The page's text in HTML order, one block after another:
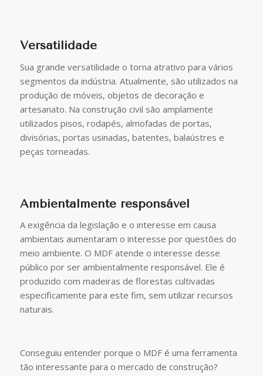
Versatilidade
Sua grande versatilidade o torna atrativo para vários
segmentos da indústria. Atualmente, são utilizados na
produção de móveis, objetos de decoração e
artesanato. Na construção civil são amplamente
utilizados pisos, rodapés, almofadas de portas,
divisórias, portas usinadas, batentes, balaústres e
peças torneadas.
Ambientalmente responsável
A exigência da legislação e o interesse em causa
ambientais aumentaram o interesse por questões do
meio ambiente. O MDF atende o interesse desse
público por ser ambientalmente responsável. Ele é
produzido com madeiras de florestas cultivadas
especificamente para este fim, sem utilizar recursos
naturais.
Conseguiu entender porque o MDF é uma ferramenta
tão interessante para o mercado de construção?